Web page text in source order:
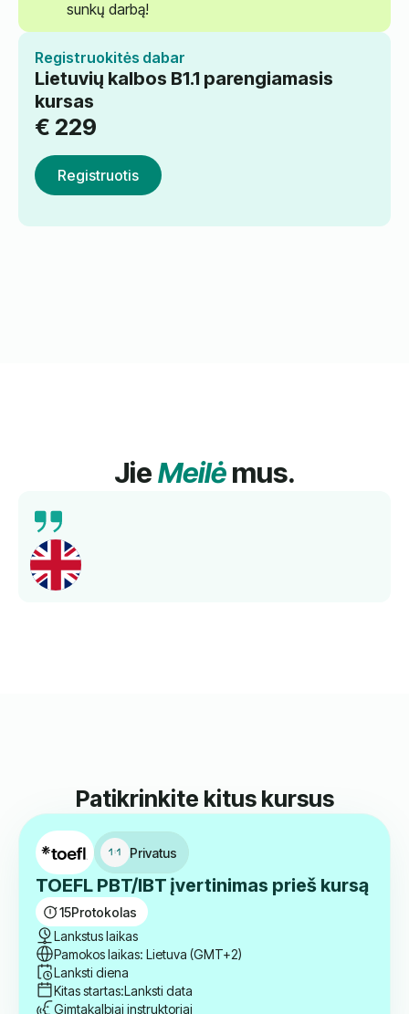
sunkų darbą!
Registruokitės dabar
Lietuvių kalbos B1.1 parengiamasis
kursas
€ 229
Registruotis
JieMeilėmus.
Išsamus mokymas, kompetentingi mokytojai ir
geresnis kalbos mokėjimas per trumpą laiką.
Rekomenduojama!
Patikrinkite kitus kursus